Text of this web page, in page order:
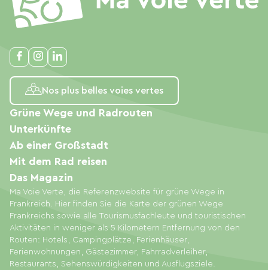
Nos plus belles voies vertes
Ma Voie Verte, die Referenzwebsite für grüne Wege in
Frankreich. Hier finden Sie die Karte der grünen Wege
Frankreichs sowie alle Tourismusfachleute und touristischen
Aktivitäten in weniger als 5 Kilometern Entfernung von den
Routen: Hotels, Campingplätze, Ferienhäuser,
Ferienwohnungen, Gästezimmer, Fahrradverleiher,
Restaurants, Sehenswürdigkeiten und Ausflugsziele.
Grüne Wege und Radrouten
Unterkünfte
Ab einer Großstadt
Mit dem Rad reisen
Das Magazin